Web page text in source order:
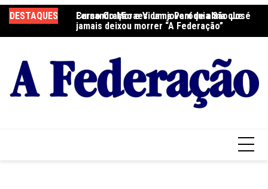
para
o
DESTAQUES
Fernando Moraes: um jovem de alma que
jamais deixou morrer “A Federação”
Curso Oração e Vida na Paróquia São José